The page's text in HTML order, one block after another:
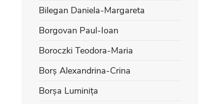
Bilegan Daniela-Margareta
Borgovan Paul-Ioan
Boroczki Teodora-Maria
Borș Alexandrina-Crina
Borșa Luminița